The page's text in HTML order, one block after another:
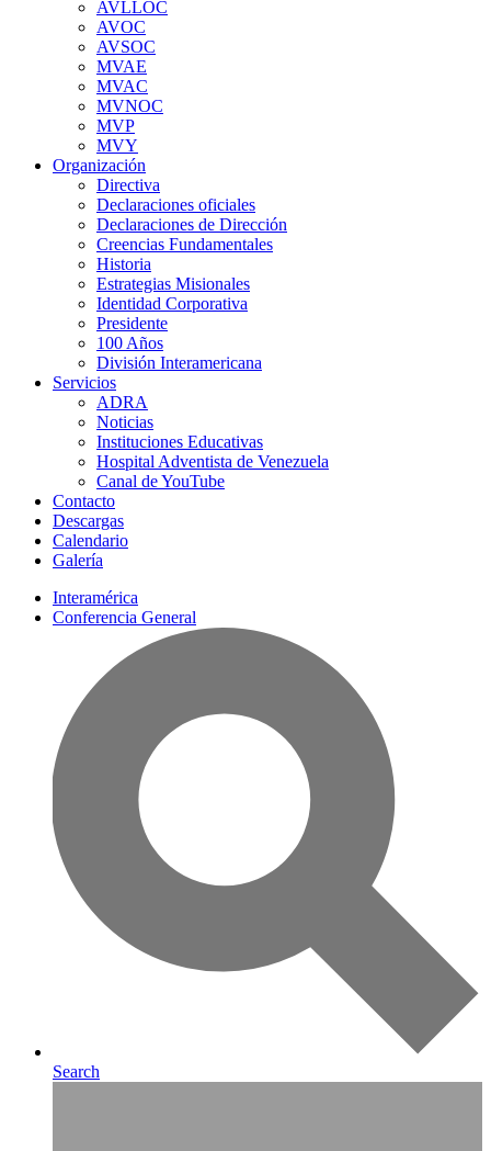
AVLLOC
AVOC
AVSOC
MVAE
MVAC
MVNOC
MVP
MVY
Organización
Directiva
Declaraciones oficiales
Declaraciones de Dirección
Creencias Fundamentales
Historia
Estrategias Misionales
Identidad Corporativa
Presidente
100 Años
División Interamericana
Servicios
ADRA
Noticias
Instituciones Educativas
Hospital Adventista de Venezuela
Canal de YouTube
Contacto
Descargas
Calendario
Galería
Interamérica
Conferencia General
Search